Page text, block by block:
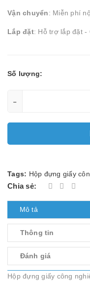
Vận chuyển: Miễn phí
Lắp đặt: Hỗ trợ lắp đặt -
Số lượng:
-
Tags: Hộp đựng giấy
Chia sẻ:
Mô tả
Thông tin
Đánh giá
Hộp đựng giấy công